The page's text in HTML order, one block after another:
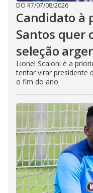
DO R7/07/08/2026
Candidato à
Santos quer
seleção
Lionel Scaloni é a
tentar virar presidente
o fim do ano